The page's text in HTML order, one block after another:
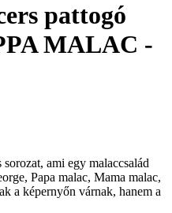
pattogó
MALAC -
ami egy malaccsalád
Papa malac, Mama malac,
a képernyőn várnak, hanem a